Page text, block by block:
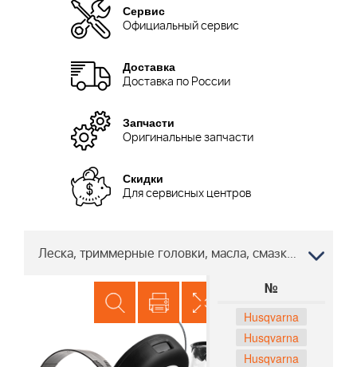
Сервис
Официальный сервис
Доставка
Доставка по России
Запчасти
Оригинальные запчасти
Скидки
Для сервисных центров
Леска, триммерные головки, масла, смазки 9027 STE 96191001801, 961910018, 2007-10
№
Husqvarna
Husqvarna
Husqvarna